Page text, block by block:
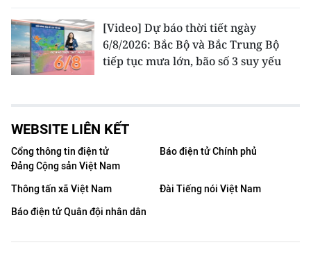
[Video] Dự báo thời tiết ngày
6/8/2026: Bắc Bộ và Bắc Trung Bộ
tiếp tục mưa lớn, bão số 3 suy yếu
WEBSITE LIÊN KẾT
Cổng thông tin điện tử
Đảng Cộng sản Việt Nam
Báo điện tử Chính phủ
Thông tấn xã Việt Nam
Đài Tiếng nói Việt Nam
Báo điện tử Quân đội nhân dân